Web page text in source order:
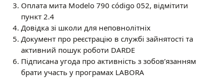
Оплата мита Modelo 790 código 052, відмітити
пункт 2.4
Довідка зі школи для неповнолітніх
Документ про реєстрацію в службі зайнятості та
активний пошук роботи DARDE
Підписана угода про активність з зобов’язанням
брати участь у програмах LABORA